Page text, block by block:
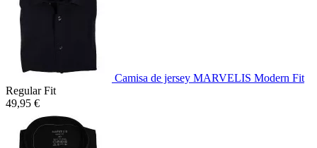
Camisa de jersey MARVELIS Modern Fit
Regular Fit
49,95 €